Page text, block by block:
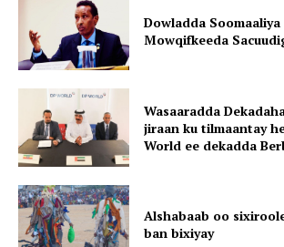
Dowladda
Mowqifkeeda
Wasaaradda
jiraan ku tilmaantay
World ee dekadda
Alshabaab oo
ban bixiyay